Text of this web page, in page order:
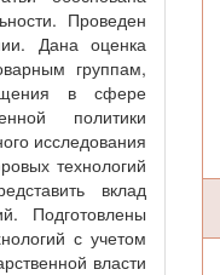
Проведен
Дана оценка
группам,
в сфере
политики
исследования
технологий
вклад
Подготовлены
с учетом
власти